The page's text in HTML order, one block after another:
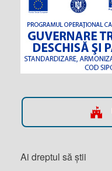
Ai dreptul să știi